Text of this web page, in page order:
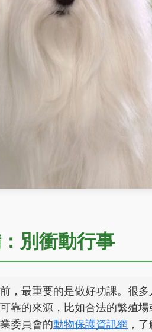
別衝動行事
，最重要的是做好功課。很
靠的來源，比如合法的繁殖
委員會的動物保護資訊網 ，